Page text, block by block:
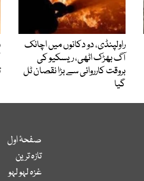
راولپنڈی، دو دکانوں میں اچانک
آگ بھڑک اٹھی، ریسکیو کی
بروقت کارروائی سے بڑا نقصان ٹل
گیا
صفحۂ اول
تازہ ترین
غزہ لہو لہو